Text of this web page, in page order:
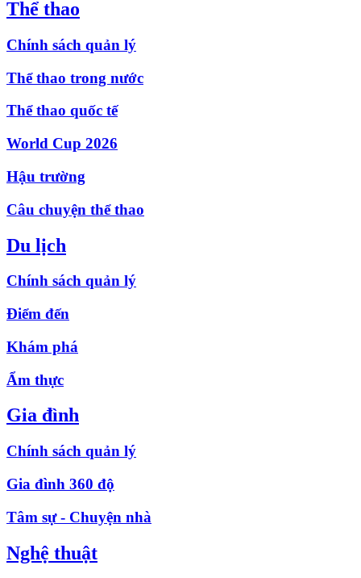
Thể thao
Chính sách quản lý
Thể thao trong nước
Thể thao quốc tế
World Cup 2026
Hậu trường
Câu chuyện thể thao
Du lịch
Chính sách quản lý
Điểm đến
Khám phá
Ẩm thực
Gia đình
Chính sách quản lý
Gia đình 360 độ
Tâm sự - Chuyện nhà
Nghệ thuật